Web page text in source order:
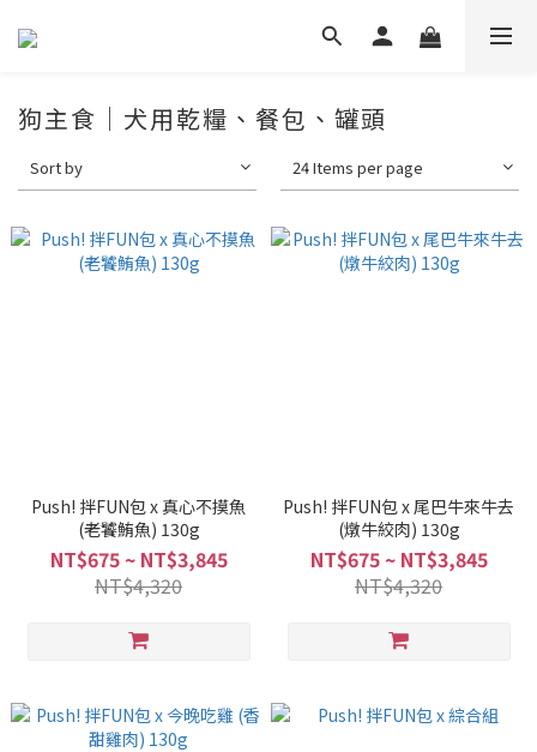
狗主食｜犬用乾糧、餐包、罐頭
Sort by 24 Items per page
Push! 拌FUN包 x 真心不摸魚
(老饕鮪魚) 130g
NT$675 ~ NT$3,845
NT$4,320
Push! 拌FUN包 x 尾巴牛來牛去
(燉牛絞肉) 130g
NT$675 ~ NT$3,845
NT$4,320